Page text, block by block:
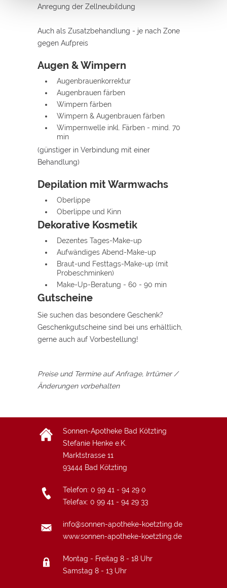
Anregung der Zellneubildung
Auch als Zusatzbehandlung - je nach Zone
gegen Aufpreis
Augen & Wimpern
Augenbrauenkorrektur
Augenbrauen färben
Wimpern färben
Wimpern & Augenbrauen färben
Wimpernwelle inkl. Färben - mind. 70
min
(günstiger in Verbindung mit einer
Behandlung)
Depilation mit Warmwachs
Oberlippe
Oberlippe und Kinn
Dekorative Kosmetik
Dezentes Tages-Make-up
Aufwändiges Abend-Make-up
Braut-und Festtags-Make-up (mit
Probeschminken)
Make-Up-Beratung - 60 - 90 min
Gutscheine
Sie suchen das besondere Geschenk?
Geschenkgutscheine sind bei uns erhältlich,
gerne auch auf Vorbestellung!
Preise und Termine auf Anfrage, Irrtümer /
Änderungen vorbehalten
Sonnen-Apotheke Bad Kötzting
Stefanie Henke e.K.
Marktstrasse 11
93444 Bad Kötzting
Telefon: 0 99 41 - 94 29 0
Telefax: 0 99 41 - 94 29 33
info@sonnen-apotheke-koetzting.de
www.sonnen-apotheke-koetzting.de
Montag - Freitag 8 - 18 Uhr
Samstag 8 - 13 Uhr